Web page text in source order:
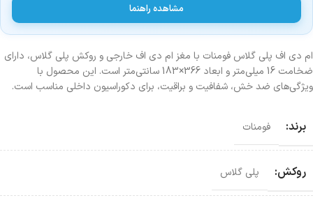
مشاهده راهنما
ام دی اف پلی گلاس فومنات با مغز ام دی اف خارجی و روکش پلی گلاس، دارای
ضخامت 16 میلی‌متر و ابعاد 366×183 سانتی‌متر است. این محصول با
ویژگی‌های ضد خش، شفافیت و براقیت، برای دکوراسیون داخلی مناسب است.
برند: فومنات
روکش: پلی گلاس